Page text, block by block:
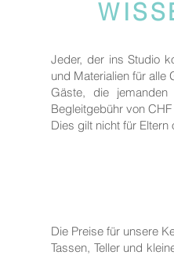
Jeder, der ins Studio
und Materialien für alle
Gäste, die
Begleitgebühr von
Dies gilt nicht für
Die Preise für unsere
Tassen, Teller und